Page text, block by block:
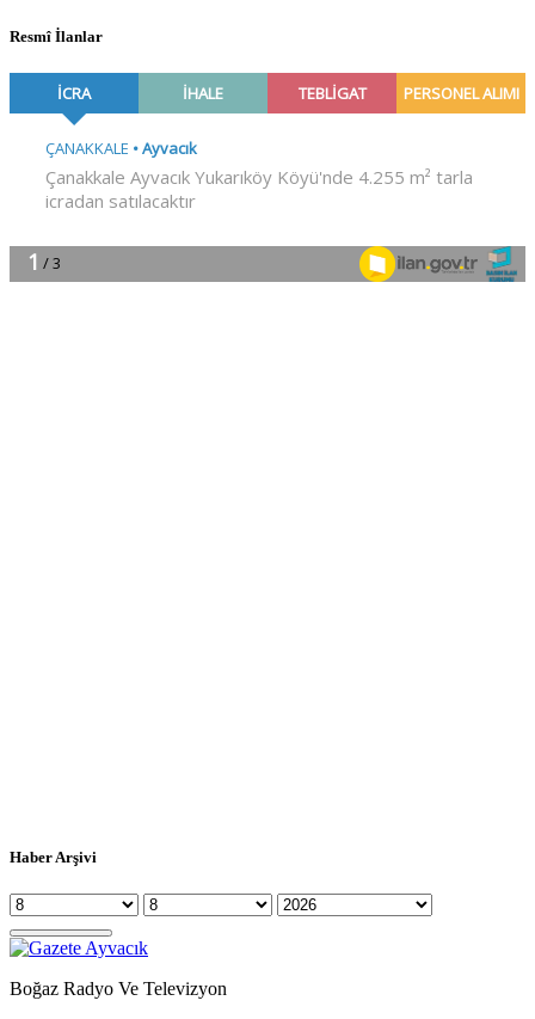
Resmî İlanlar
Haber Arşivi
Boğaz Radyo Ve Televizyon